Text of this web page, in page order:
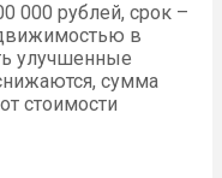
000 рублей, срок –
в
улучшенные
сумма
стоимости